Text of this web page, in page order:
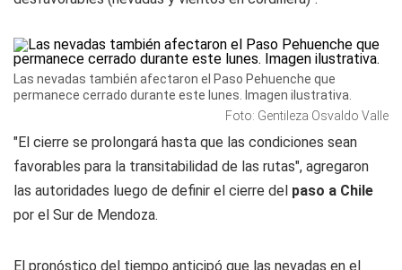
Las nevadas también afectaron el Paso Pehuenche que
permanece cerrado durante este lunes. Imagen ilustrativa.
Foto: Gentileza Osvaldo Valle
"El cierre se prolongará hasta que las condiciones sean
favorables para la transitabilidad de las rutas", agregaron
las autoridades luego de definir el cierre del paso a Chile
por el Sur de Mendoza.
El pronóstico del tiempo anticipó que las nevadas en el